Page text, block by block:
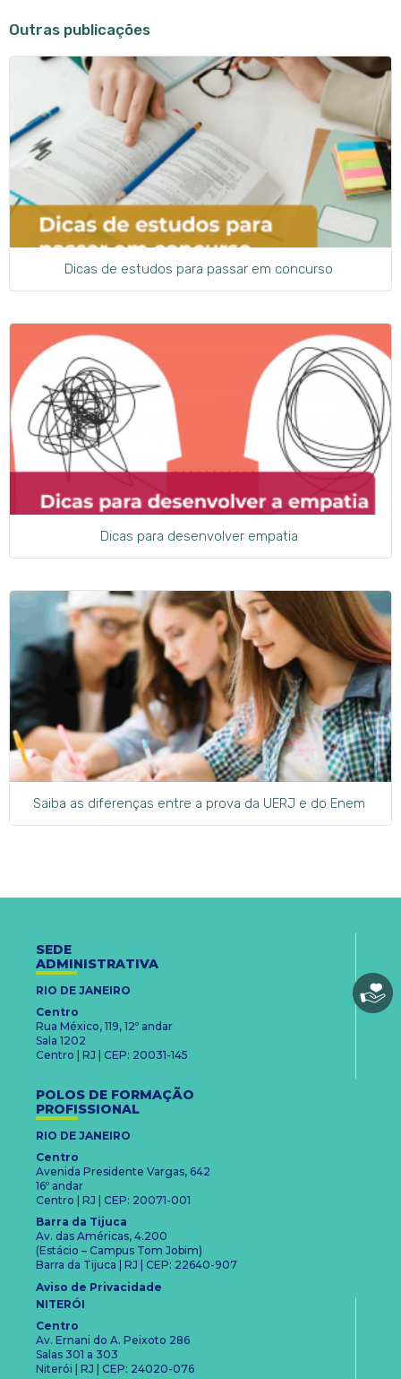
Outras publicações
Dicas de estudos para passar em concurso
Dicas para desenvolver empatia
Saiba as diferenças entre a prova da UERJ e do Enem
SEDE
ADMINISTRATIVA
RIO DE JANEIRO
Centro
Rua México, 119, 12º andar
Sala 1202
Centro | RJ | CEP: 20031-145
POLOS DE FORMAÇÃO
PROFISSIONAL
RIO DE JANEIRO
Centro
Avenida Presidente Vargas, 642
16º andar
Centro | RJ | CEP: 20071-001
Barra da Tijuca
Av. das Américas, 4.200
(Estácio – Campus Tom Jobim)
Barra da Tijuca | RJ | CEP: 22640-907
Aviso de Privacidade
NITERÓI
Centro
Av. Ernani do A. Peixoto 286
Salas 301 a 303
Niterói | RJ | CEP: 24020-076